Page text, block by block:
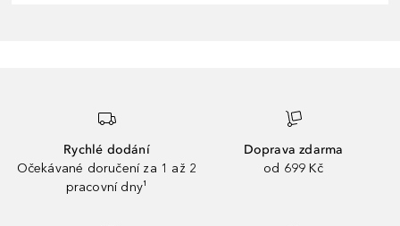
Rychlé dodání
Očekávané doručení za 1 až 2
pracovní dny¹
Doprava zdarma
od 699 Kč